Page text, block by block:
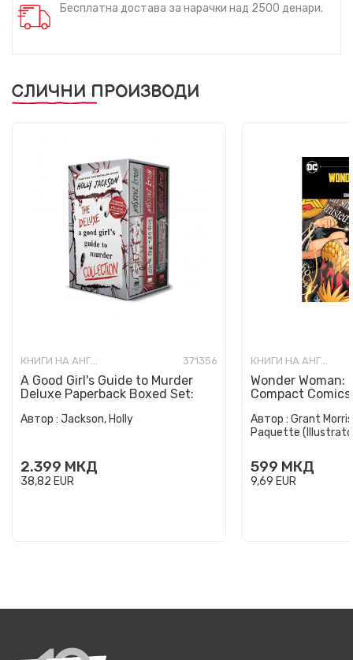
Бесплатна достава за нарачки над 2500 денари.
СЛИЧНИ ПРОИЗВОДИ
КНИГИ НА АНГЛИСКИ ЈАЗИК 371356
A Good Girl's Guide to Murder
Deluxe Paperback Boxed Set:
Автор : Jackson, Holly
2.399 МКД
38,82 EUR
КНИГИ НА АНГЛИСКИ ЈАЗИК
Wonder Woman:
Compact
Автор : Grant
Paquette
599 МКД
9,69 EUR